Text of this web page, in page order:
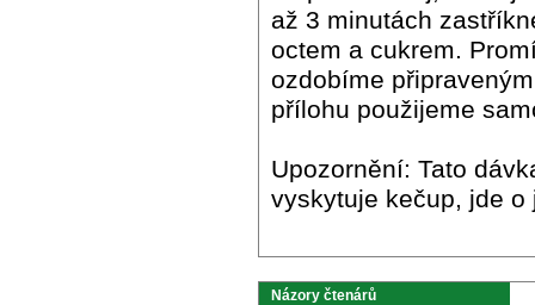
až 3 minutách
octem a cukrem.
ozdobíme
přílohu použijeme
Upozornění: Tato
vyskytuje kečup, jde
Názory čtenárů